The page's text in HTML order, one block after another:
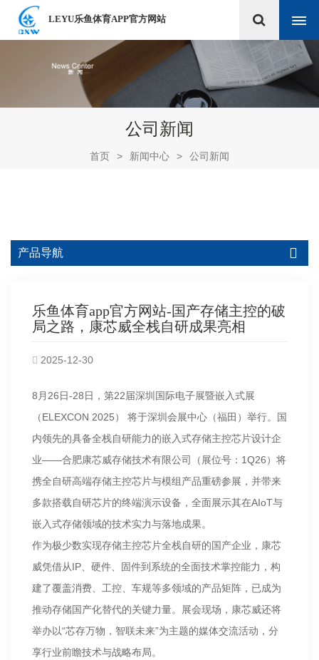
LEYU乐鱼体育APP官方网站
公司新闻
首页 > 新闻中心 > 公司新闻
产品导航
乐鱼体育app官方网站-国产存储主控的破
局之路，康芯威全栈自研成果亮相
2025-12-30
8月26日-28日，第22届深圳国际电子展暨嵌入式展
（ELEXCON 2025） 将于深圳会展中心（福田）举行。国
内领先的具备全栈自研能力的嵌入式存储主控芯片设计企
业——合肥康芯威存储技术有限公司（展位号：1Q26）将
携全自研高端存储主控芯片与模组产品重磅参展，并带来
多款搭载自研芯片的终端演示设备，全面展示其在AIoT与
嵌入式存储领域的技术实力与落地成果。
作为极少数实现存储主控芯片全栈自研的国产企业，康芯
威凭借从IP、硬件、固件到系统的全面技术掌控能力，构
建了覆盖消费、工控、车规等多领域的产品矩阵，已成为
推动存储国产化替代的关键力量。展会现场，康芯威还将
举办以“芯存万物，智联未来”为主题的媒体交流活动，分
享行业前瞻技术与战略布局。